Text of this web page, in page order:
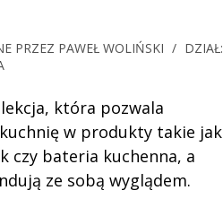
PRZEZ PAWEŁ WOLIŃSKI / DZIAŁ:
która pozwala
w produkty takie jak
czy bateria kuchenna, a
ze sobą wyglądem.